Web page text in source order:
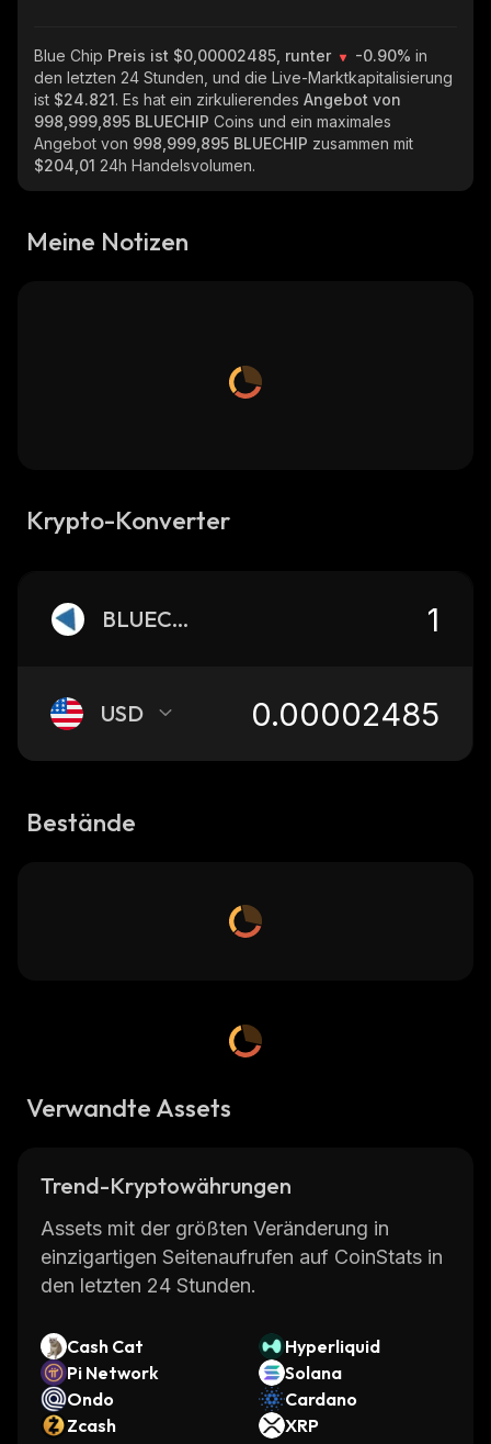
Blue Chip Preis ist $0,00002485, runter -0.90% in
den letzten 24 Stunden, und die Live-Marktkapitalisierung
ist $24.821. Es hat ein zirkulierendes Angebot von
998,999,895 BLUECHIP Coins und ein maximales
Angebot von 998,999,895 BLUECHIP zusammen mit
$204,01 24h Handelsvolumen.
Meine Notizen
Krypto-Konverter
BLUECHIP
USD
Bestände
Verwandte Assets
Trend-Kryptowährungen
Assets mit der größten Veränderung in
einzigartigen Seitenaufrufen auf CoinStats in
den letzten 24 Stunden.
Cash Cat
Hyperliquid
Pi Network
Solana
Ondo
Cardano
Zcash
XRP